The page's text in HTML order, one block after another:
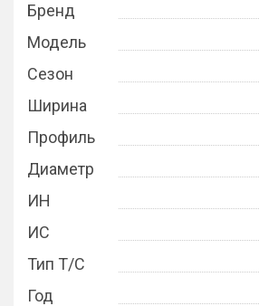
Бренд
Модель
Сезон
Ширина
Профиль
Диаметр
ИН
ИС
Тип Т/С
Год